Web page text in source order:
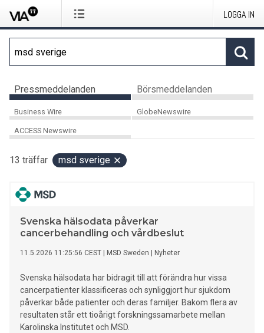
LOGGA IN
Pressmeddelanden Börsmeddelanden
Business Wire GlobeNewswire
ACCESS Newswire
13 träffar msd sverige
Svenska hälsodata påverkar
cancerbehandling och vårdbeslut
11.5.2026 11:25:56 CEST MSD Sweden Nyheter
Svenska hälsodata har bidragit till att förändra hur vissa
cancerpatienter klassificeras och synliggjort hur sjukdom
påverkar både patienter och deras familjer. Bakom flera av
resultaten står ett tioårigt forskningssamarbete mellan
Karolinska Institutet och MSD.